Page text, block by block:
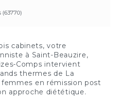
(63770)
cabinets, votre
à Saint-Beauzire,
Comps intervient
thermes de La
en rémission post
approche diététique.